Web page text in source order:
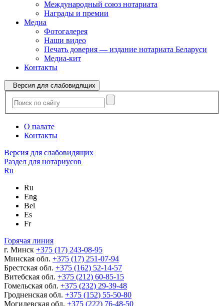
Международный союз нотариата
Награды и премии
Медиа
Фотогалерея
Наши видео
Печать доверия — издание нотариата Беларуси
Медиа-кит
Контакты
Версия для слабовидящих
О палате
Контакты
Версия для слабовидящих
Раздел для нотариусов
Ru
Ru
Eng
Bel
Es
Fr
Горячая линия
г. Минск +375 (17) 243-08-95
Минская обл. +375 (17) 251-07-94
Брестская обл. +375 (162) 52-14-57
Витебская обл. +375 (212) 60-85-15
Гомельская обл. +375 (232) 29-39-48
Гродненская обл. +375 (152) 55-50-80
Могилевская обл. +375 (222) 76-48-50